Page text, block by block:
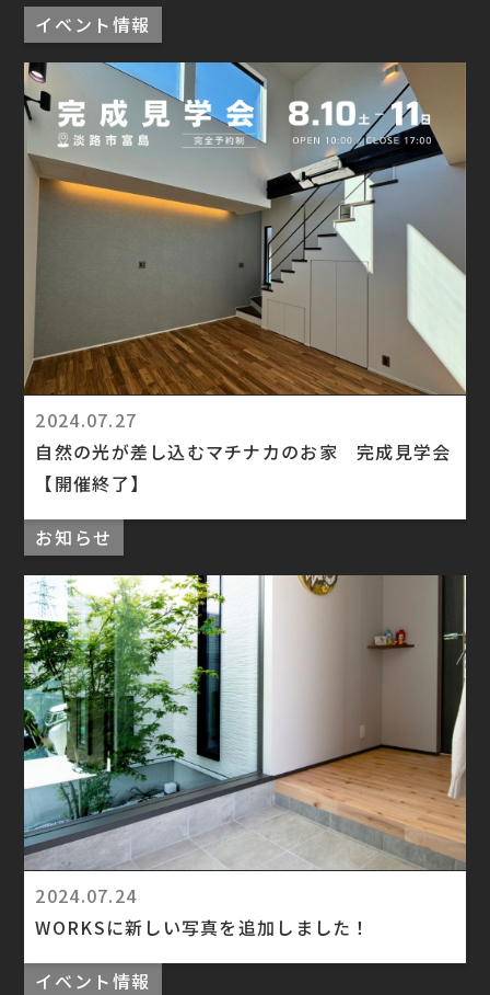
イベント情報
2024.07.27
自然の光が差し込むマチナカのお家 完成見学会
【開催終了】
お知らせ
2024.07.24
WORKSに新しい写真を追加しました！
イベント情報